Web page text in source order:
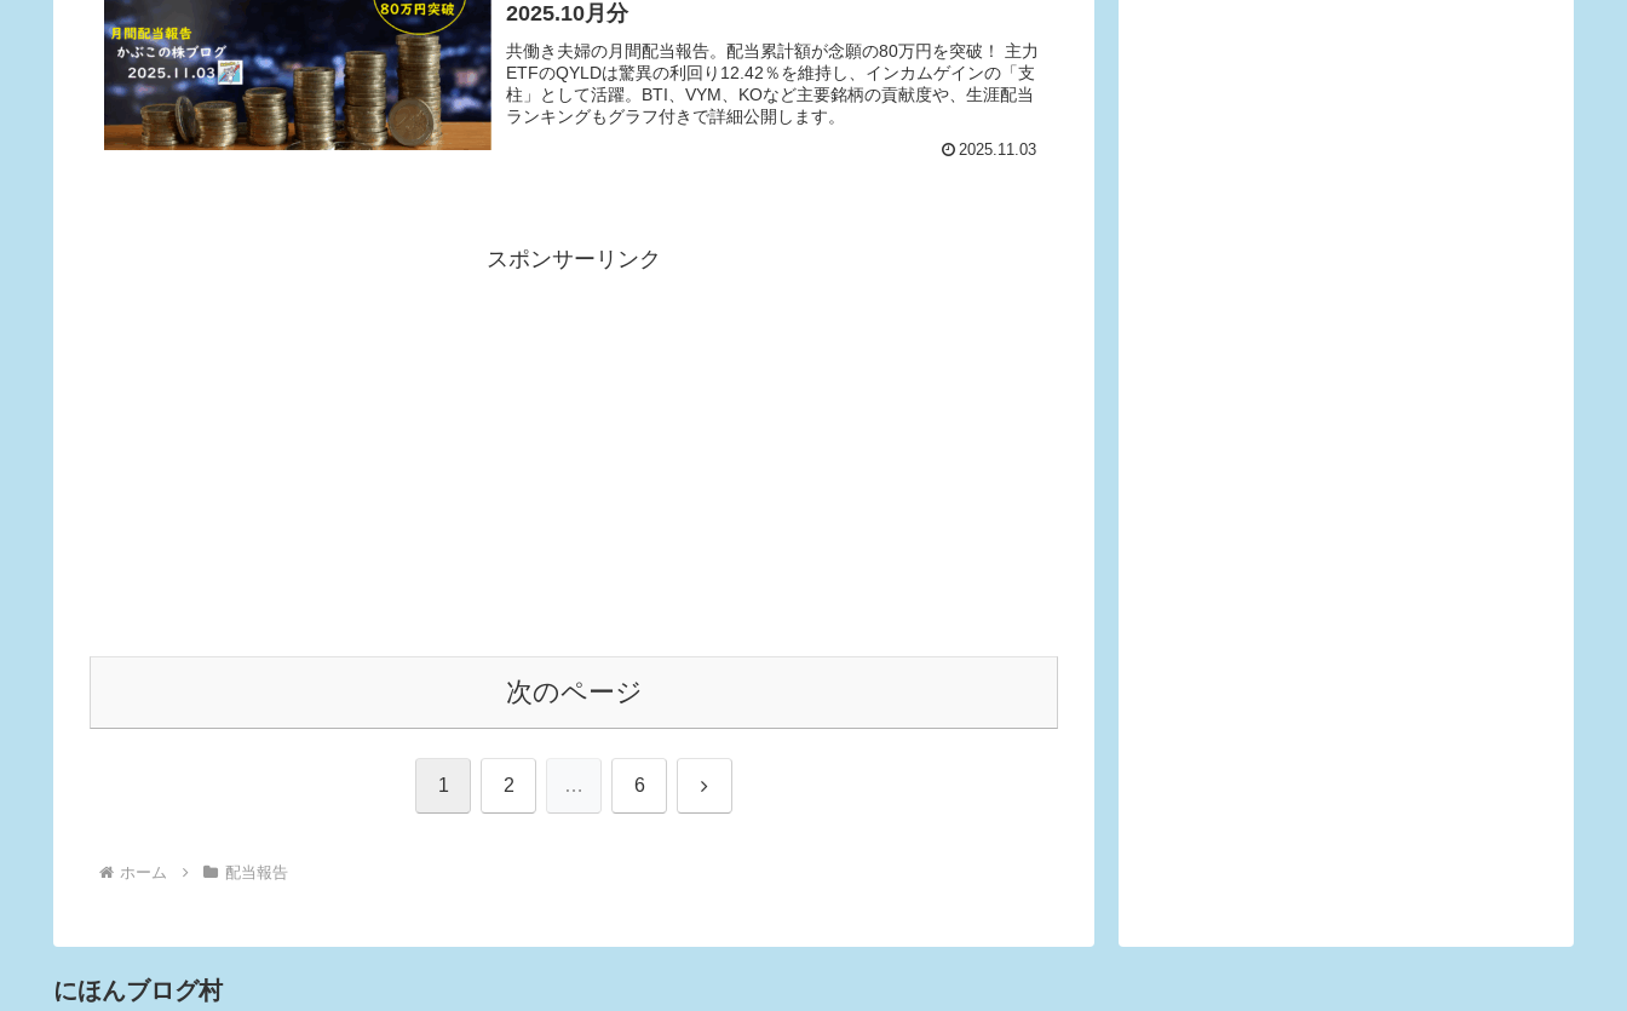
2025.10月分
共働き夫婦の月間配当報告。配当累計額が念願の80万円を突破！ 主力
ETFのQYLDは驚異の利回り12.42％を維持し、インカムゲインの「支
柱」として活躍。BTI、VYM、KOなど主要銘柄の貢献度や、生涯配当
ランキングもグラフ付きで詳細公開します。
2025.11.03
スポンサーリンク
次のページ
1 2 … 6 次
ホーム 配当報告
にほんブログ村